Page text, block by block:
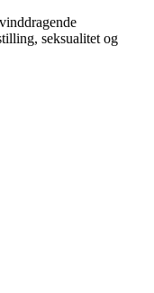
seksualitet og